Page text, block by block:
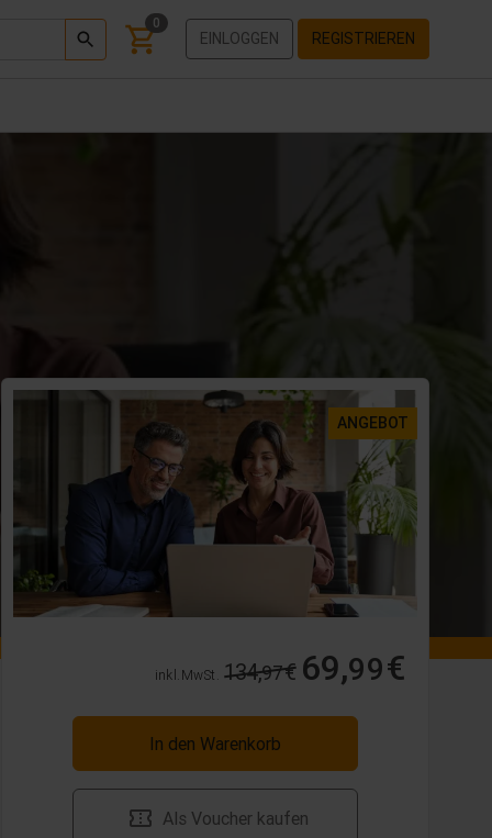
0
EINLOGGEN REGISTRIEREN
ANGEBOT
inkl. MwSt. 134,97€ 69,99€
In den Warenkorb
Als Voucher kaufen